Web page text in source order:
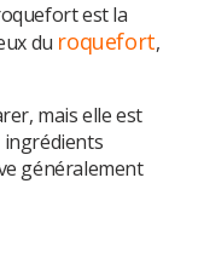
est la
du roquefort,
mais elle est
ingrédients
généralement